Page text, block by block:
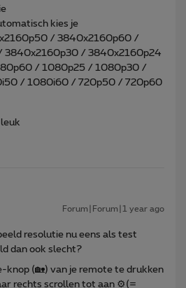
kies je
/ 3840x2160p60 /
3840x2160p30 / 3840x2160p24
/ 1080p25 / 1080p30 /
/ 1080i60 / 720p50 / 720p60
Forum|Forum|1 year ago
resolutie nu eens als test
dan ook slecht?
knop (🏡) van je remote te drukken
rechts scrollen tot aan ⚙️(=